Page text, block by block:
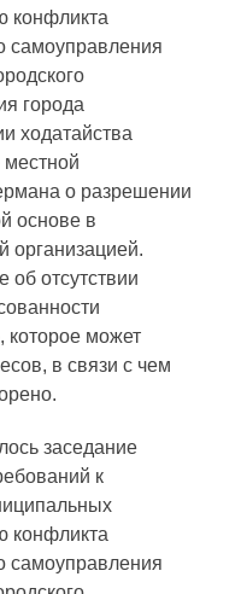
конфликта
самоуправления
города
ходатайства
о разрешении
основе в
организацией.
об отсутствии
которое может
в связи с чем
заседание
к
конфликта
самоуправления